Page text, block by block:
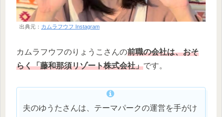
出典元： カムラフウフ Instagram
カムラフウフのりょうこさんの前職の会社は、おそ
らく「藤和那須リゾート株式会社」です。
夫のゆうたさんは、テーマパークの運営を手がけ